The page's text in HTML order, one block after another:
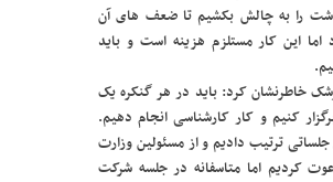
را به چالش بکشیم تا ضعف های آن
این کار مستلزم هزینه است و باید
خاطرنشان کرد: باید در هر گنکره یک
کنیم و کار کارشناسی انجام دهیم.
جلساتی ترتیب دادیم و از مسئولین وزارت
کردیم اما متاسفانه در جلسه شرکت